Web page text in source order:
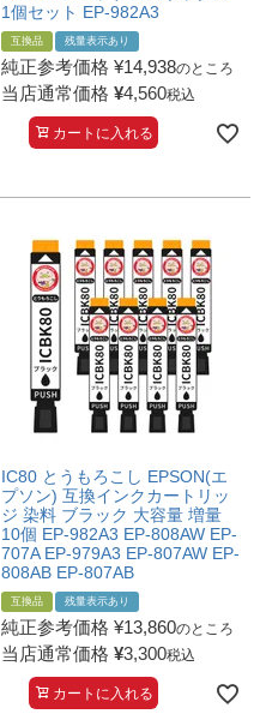
1個セット EP-982A3
互換品 残量表示あり
純正参考価格 ¥14,938のところ
当店通常価格 ¥4,560税込
カートに入れる
IC80 とうもろこし EPSON(エ
プソン) 互換インクカートリッ
ジ 染料 ブラック 大容量 増量
10個 EP-982A3 EP-808AW EP-
707A EP-979A3 EP-807AW EP-
808AB EP-807AB
互換品 残量表示あり
純正参考価格 ¥13,860のところ
当店通常価格 ¥3,300税込
カートに入れる